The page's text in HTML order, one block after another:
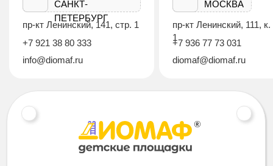
САНКТ-
ПЕТЕРБУРГ
пр-кт Ленинский, 141, стр. 1
+7 921 38 80 333
info@diomaf.ru
МОСКВА
пр-кт Ленинский, 111, к.
1
+7 936 77 73 031
diomaf@diomaf.ru